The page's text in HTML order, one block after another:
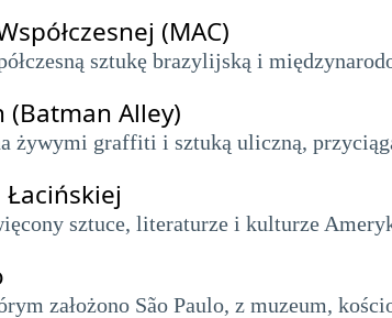
(MAC)
sztukę brazylijską i
(Batman Alley)
żywymi graffiti i sztuką uliczną,
sztuce, literaturze i kulturze
założono São Paulo, z muzeum,